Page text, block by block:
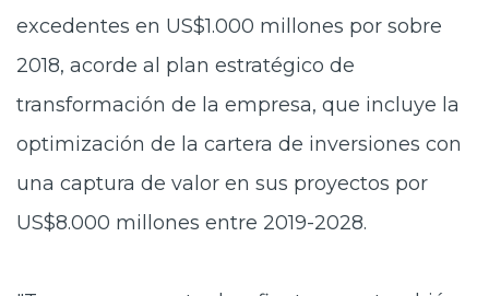
excedentes en US$1.000 millones por sobre
2018, acorde al plan estratégico de
transformación de la empresa, que incluye la
optimización de la cartera de inversiones con
una captura de valor en sus proyectos por
US$8.000 millones entre 2019-2028.